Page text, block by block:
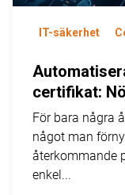
IT-säkerhet
certifikat:
För bara några
något man
återkommande
enkel...